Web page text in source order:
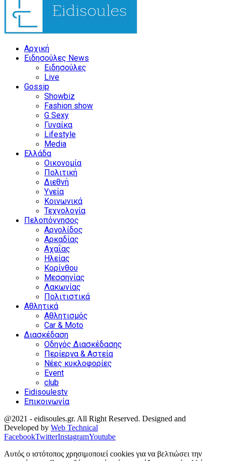
Αρχική
Ειδησούλες News
Ειδησούλες
Live
Gossip
Showbiz
Fashion show
G Sexy
Γυναίκα
Lifestyle
Media
Ελλάδα
Οικονομία
Πολιτική
Διεθνή
Υγεία
Κοινωνικά
Τεχνολογία
Πελοπόννησος
Αργολίδος
Αρκαδίας
Αχαΐας
Ηλείας
Κορίνθου
Μεσσηνίας
Λακωνίας
Πολιτιστικά
Αθλητικά
Αθλητισμός
Car & Moto
Διασκέδαση
Οδηγός Διασκέδασης
Περίεργα & Αστεία
Νέες κυκλοφορίες
Event
club
Eidisoulestv
Επικοινωνία
@2021 - eidisoules.gr. All Right Reserved. Designed and
Developed by Web Technical
FacebookTwitterInstagramYoutube
Αυτός ο ιστότοπος χρησιμοποιεί cookies για να βελτιώσει την